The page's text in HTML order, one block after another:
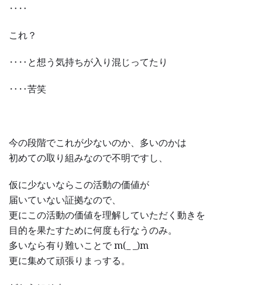
‥‥
これ？
‥‥と想う気持ちが入り混じってたり
‥‥苦笑
今の段階でこれが少ないのか、多いのかは
初めての取り組みなので不明ですし、
仮に少ないならこの活動の価値が
届いていない証拠なので、
更にこの活動の価値を理解していただく動きを
目的を果たすために何度も行なうのみ。
多いなら有り難いことで m(_ _)m
更に集めて頑張りまっする。